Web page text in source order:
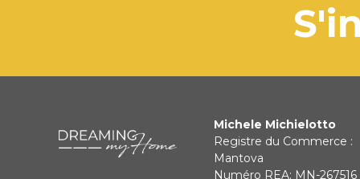
Michele Michielotto
Registre du Commerce :
Mantova
Numéro REA: MN-267516